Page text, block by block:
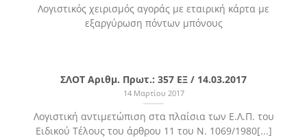
Λογιστικός χειρισμός αγοράς με εταιρική κάρτα με
εξαργύρωση πόντων μπόνους
ΣΛΟΤ Αριθμ. Πρωτ.: 357 ΕΞ / 14.03.2017
14 Μαρτίου 2017
Λογιστική αντιμετώπιση στα πλαίσια των Ε.Λ.Π. του
Ειδικού Τέλους του άρθρου 11 του Ν. 1069/1980[...]